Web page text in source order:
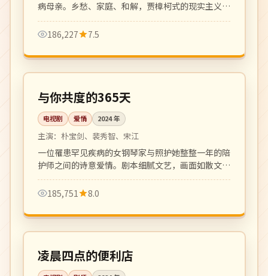
病母亲。乡愁、家庭、和解，贾樟柯式的现实主义平
静叙事。
186,227
7.5
韩国
高分 全 12 集
与你共度的365天
电视剧 爱情 2024年
主演： 朴宝剑、裴秀智、宋江
一位罹患罕见疾病的女钢琴家与照护她整整一年的陪
护师之间的诗意爱情。剧本细腻文艺，画面如散文诗
一般动人。
185,751
8.0
韩国
高分 全 16 集
凌晨四点的便利店